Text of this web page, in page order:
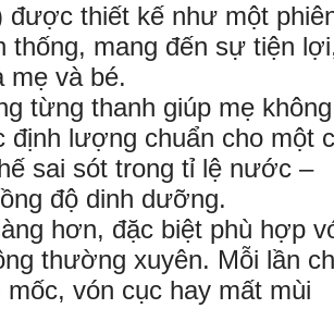
được thiết kế như một
thống, mang đến sự tiện
mẹ và bé.
từng thanh giúp mẹ không
định lượng chuẩn cho một
sai sót trong tỉ lệ nước –
độ dinh dưỡng.
hơn, đặc biệt phù hợp
thường xuyên. Mỗi lần
vón cục hay mất mùi